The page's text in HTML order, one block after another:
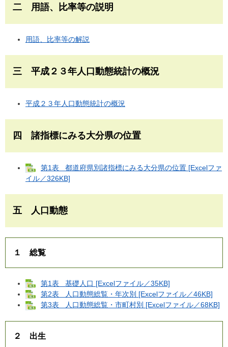
二 用語、比率等の説明
用語、比率等の解説
三 平成２３年人口動態統計の概況
平成２３年人口動態統計の概況
四 諸指標にみる大分県の位置
第1表 都道府県別諸指標にみる大分県の位置 [Excelファ
イル／326KB]
五 人口動態
１ 総覧
第1表 基礎人口 [Excelファイル／35KB]
第2表 人口動態総覧・年次別 [Excelファイル／46KB]
第3表 人口動態総覧・市町村別 [Excelファイル／68KB]
２ 出生